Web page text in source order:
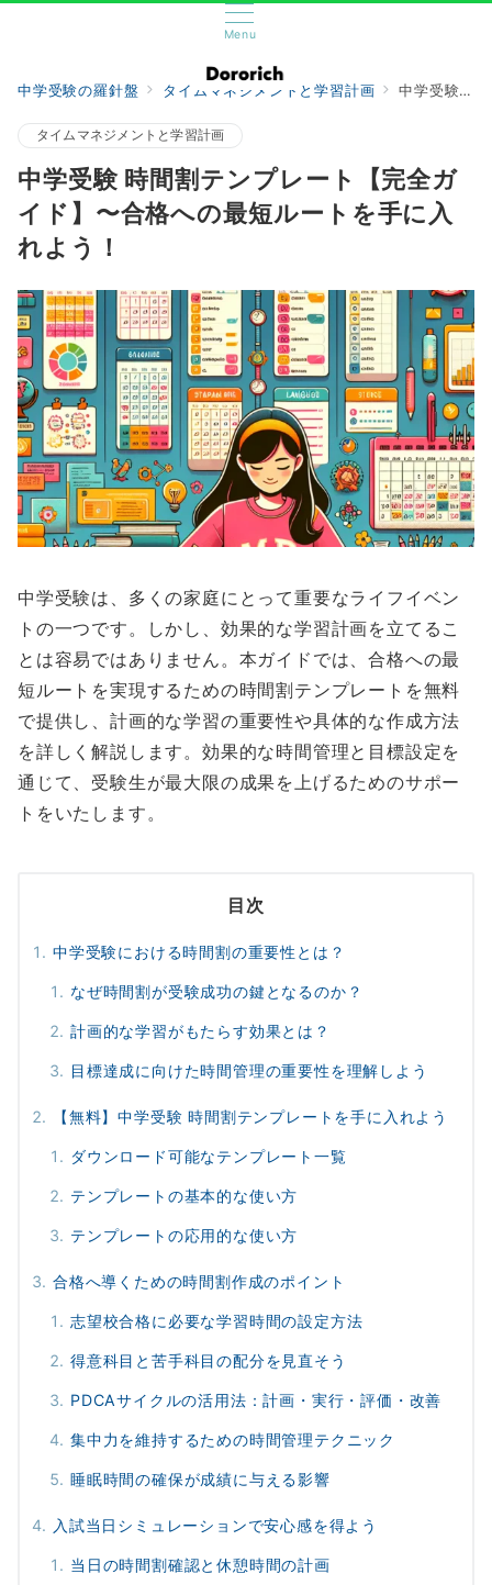
Menu
中学受験の羅針盤 タイムマネジメントと学習計画 中学受験 時間割テンプレート【完全ガイド】〜合格への最短ルートを手に入れよう！
タイムマネジメントと学習計画
中学受験 時間割テンプレート【完全ガ
イド】〜合格への最短ルートを手に入
れよう！
中学受験は、多くの家庭にとって重要なライフイベン
トの一つです。しかし、効果的な学習計画を立てるこ
とは容易ではありません。本ガイドでは、合格への最
短ルートを実現するための時間割テンプレートを無料
で提供し、計画的な学習の重要性や具体的な作成方法
を詳しく解説します。効果的な時間管理と目標設定を
通じて、受験生が最大限の成果を上げるためのサポー
トをいたします。
目次
中学受験における時間割の重要性とは？
なぜ時間割が受験成功の鍵となるのか？
計画的な学習がもたらす効果とは？
目標達成に向けた時間管理の重要性を理解しよう
【無料】中学受験 時間割テンプレートを手に入れよう
ダウンロード可能なテンプレート一覧
テンプレートの基本的な使い方
テンプレートの応用的な使い方
合格へ導くための時間割作成のポイント
志望校合格に必要な学習時間の設定方法
得意科目と苦手科目の配分を見直そう
PDCAサイクルの活用法：計画・実行・評価・改善
集中力を維持するための時間管理テクニック
睡眠時間の確保が成績に与える影響
入試当日シミュレーションで安心感を得よう
当日の時間割確認と休憩時間の計画